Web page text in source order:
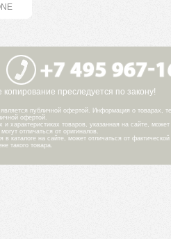
преследуется по закону!
публичной офертой. Информация о товарах,
офертой.
и характеристиках товаров, указанная на сайте,
отличаться от оригиналов.
каталоге на сайте, может отличаться от
такого товара.